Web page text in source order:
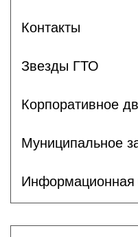
Контакты
Звезды ГТО
Корпоративное
Муниципальное
Информационная